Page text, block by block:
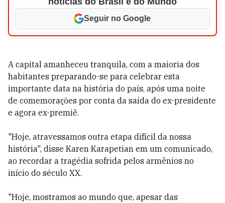
Seguir no Google
A capital amanheceu tranquila, com a maioria dos
habitantes preparando-se para celebrar esta
importante data na história do país, após uma noite
de comemorações por conta da saída do ex-presidente
e agora ex-premiê.
"Hoje, atravessamos outra etapa difícil da nossa
história", disse Karen Karapetian em um comunicado,
ao recordar a tragédia sofrida pelos armênios no
início do século XX.
"Hoje, mostramos ao mundo que, apesar das